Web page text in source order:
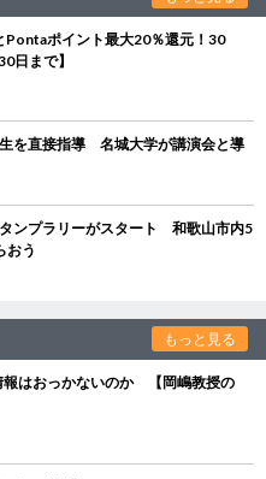
Pontaポイント最大20％還元！30
日まで】
を直接指導 名城大学が講演会と導
ンプラリーがスタート 和歌山市内5
おう
もっと見る
報はおっかないのか 【岡嶋教授の